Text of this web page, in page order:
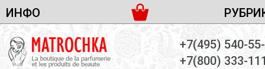
ИНФО
ДОСТАВКА И ОПЛАТА
ЖЕНСКАЯ ПАРФЮМЕРИЯ
МУЖСКАЯ ПАРФЮМЕРИЯ
+7(495) 540-
+7(800) 333-